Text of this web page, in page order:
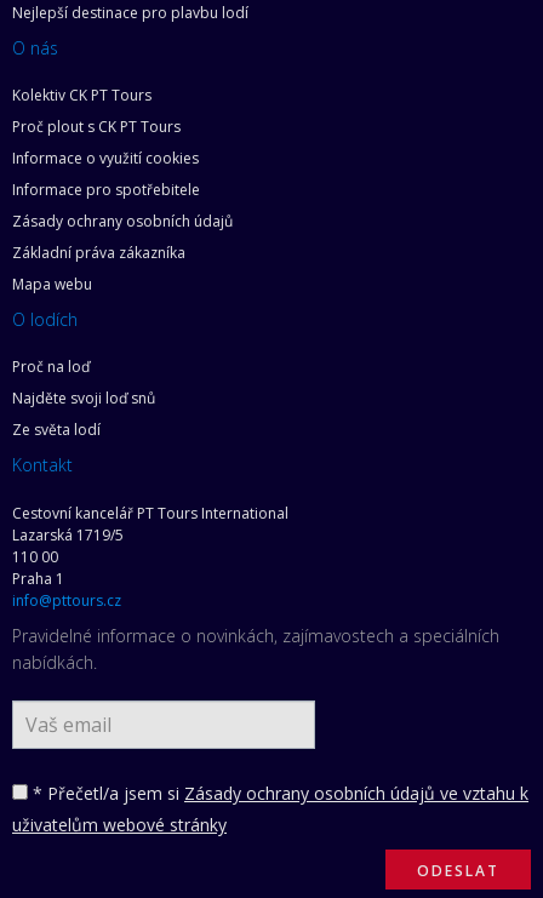
Nejlepší destinace pro plavbu lodí
O nás
Kolektiv CK PT Tours
Proč plout s CK PT Tours
Informace o využití cookies
Informace pro spotřebitele
Zásady ochrany osobních údajů
Základní práva zákazníka
Mapa webu
O lodích
Proč na loď
Najděte svoji loď snů
Ze světa lodí
Kontakt
Cestovní kancelář PT Tours International
Lazarská 1719/5
110 00
Praha 1
info@pttours.cz
Pravidelné informace o novinkách, zajímavostech a speciálních
nabídkách.
* Přečetl/a jsem si Zásady ochrany osobních údajů ve vztahu k
uživatelům webové stránky